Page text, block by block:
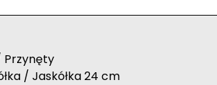
Przynęty
/ Jaskółka 24 cm